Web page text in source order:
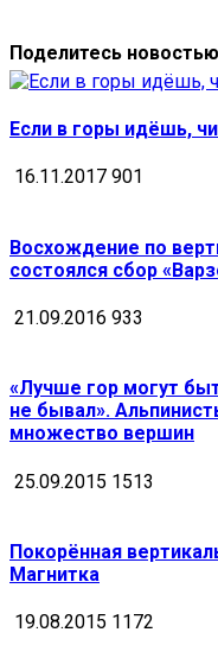
Поделитесь
Если в горы идёшь,
16.11.2017 901
Восхождение по
состоялся сбор
21.09.2016 933
«Лучше гор могут
не бывал».
множество вершин
25.09.2015 1513
Покорённая
Магнитка
19.08.2015 1172